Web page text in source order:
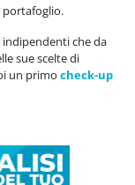
portafoglio.
che da
sue scelte di
un primo check-up